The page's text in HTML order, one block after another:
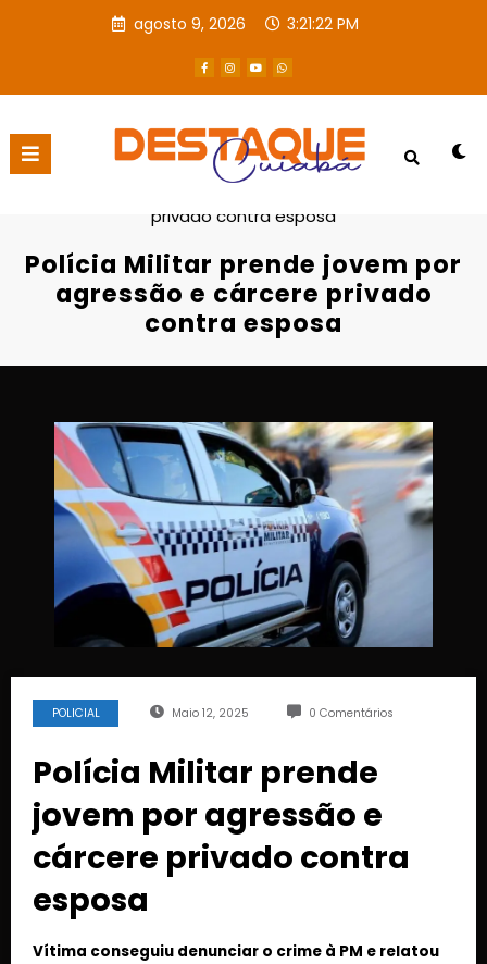
agosto 9, 2026 3:21:23 PM
Página inicial
POLICIAL
privado contra esposa
Polícia Militar prende jovem por
agressão e cárcere privado
contra esposa
POLICIAL Maio 12, 2025 0 Comentários
Polícia Militar prende
jovem por agressão e
cárcere privado contra
esposa
Vítima conseguiu denunciar o crime à PM e relatou